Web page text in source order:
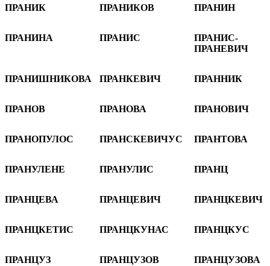
ПРАНИК ПРАНИКОВ ПРАНИН
ПРАНИНА ПРАНИС
ПРАНИС-
ПРАНЕВИЧ
ПРАНИШНИКОВА ПРАНКЕВИЧ ПРАННИК
ПРАНОВ ПРАНОВА ПРАНОВИЧ
ПРАНОПУЛОС ПРАНСКЕВИЧУС ПРАНТОВА
ПРАНУЛЕНЕ ПРАНУЛИС ПРАНЦ
ПРАНЦЕВА ПРАНЦЕВИЧ ПРАНЦКЕВИЧ
ПРАНЦКЕТИС ПРАНЦКУНАС ПРАНЦКУС
ПРАНЦУЗ ПРАНЦУЗОВ ПРАНЦУЗОВА